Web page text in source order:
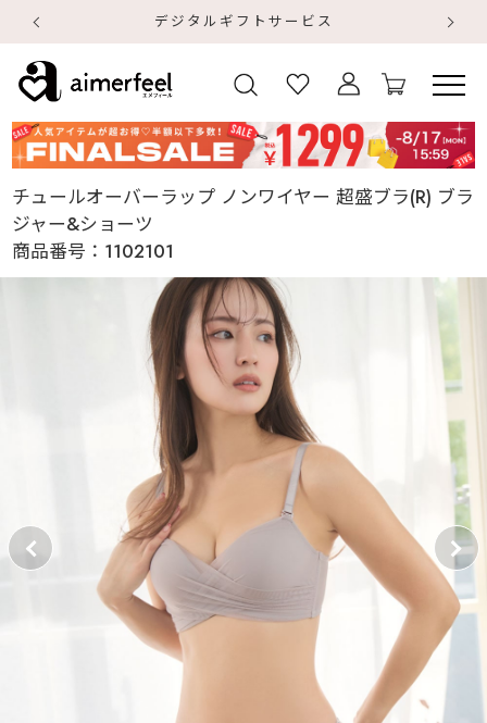
フトサービス
チュールオーバーラップ ノンワイヤー 超盛ブラ(R) ブラ
ジャー&ショーツ
商品番号： 1102101